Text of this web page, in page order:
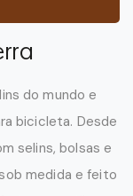
do mundo e
bicicleta. Desde
selins, bolsas e
medida e feito